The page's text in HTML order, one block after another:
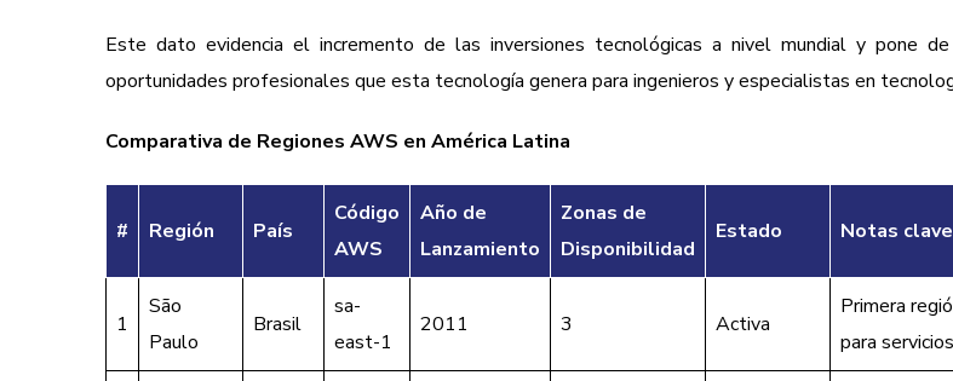
Este dato evidencia el incremento de las inversiones tecnológicas a nivel mundial y pone
oportunidades profesionales que esta tecnología genera para ingenieros y especialistas en
Comparativa de Regiones AWS en América Latina
# Región País
Código
AWS
Año de
Lanzamiento
Zonas de
Disponibilidad
Estado Notas clave
1
São
Paulo
Brasil
sa-
east-1
2011 3 Activa
Primera
para